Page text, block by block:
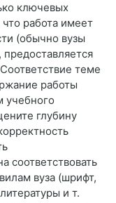
ключевых
работа имеет
(обычно вузы
теме
работы
учебного
глубину
соответствовать
вуза (шрифт,
и т.